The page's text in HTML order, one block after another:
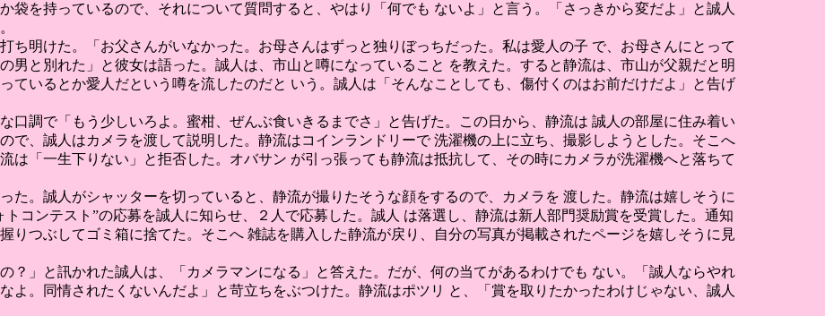
袋を持っているので、それについて質問すると、やはり「何でも ないよ」と言う。「さっきから変だよ」と誠人
ち明けた。「お父さんがいなかった。お母さんはずっと独りぼっちだった。私は愛人の子 で、お母さんにとって
男と別れた」と彼女は語った。誠人は、市山と噂になっていること を教えた。すると静流は、市山が父親だと明
ているとか愛人だという噂を流したのだと いう。誠人は「そんなことしても、傷付くのはお前だけだよ」と告げ
口調で「もう少しいろよ。蜜柑、ぜんぶ食いきるまでさ」と告げた。この日から、静流は 誠人の部屋に住み着い
で、誠人はカメラを渡して説明した。静流はコインランドリーで 洗濯機の上に立ち、撮影しようとした。そこへ
は「一生下りない」と拒否した。オバサン が引っ張っても静流は抵抗して、その時にカメラが洗濯機へと落ちて
た。誠人がシャッターを切っていると、静流が撮りたそうな顔をするので、カメラを 渡した。静流は嬉しそうに
コンテスト”の応募を誠人に知らせ、２人で応募した。誠人 は落選し、静流は新人部門奨励賞を受賞した。通知
りつぶしてゴミ箱に捨てた。そこへ 雑誌を購入した静流が戻り、自分の写真が掲載されたページを嬉しそうに見
？」と訊かれた誠人は、「カメラマンになる」と答えた。だが、何の当てがあるわけでも ない。「誠人ならやれ
よ。同情されたくないんだよ」と苛立ちをぶつけた。静流はポツリ と、「賞を取りたかったわけじゃない、誠人